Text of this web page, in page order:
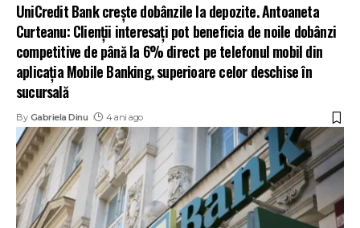
UniCredit Bank crește dobânzile la depozite. Antoaneta
Curteanu: Clienții interesați pot beneficia de noile dobânzi
competitive de până la 6% direct pe telefonul mobil din
aplicația Mobile Banking, superioare celor deschise în
sucursală
By Gabriela Dinu 4 ani ago